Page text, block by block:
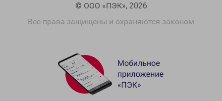
© ООО «ПЭК», 2026
Все права защищены и охраняются законом